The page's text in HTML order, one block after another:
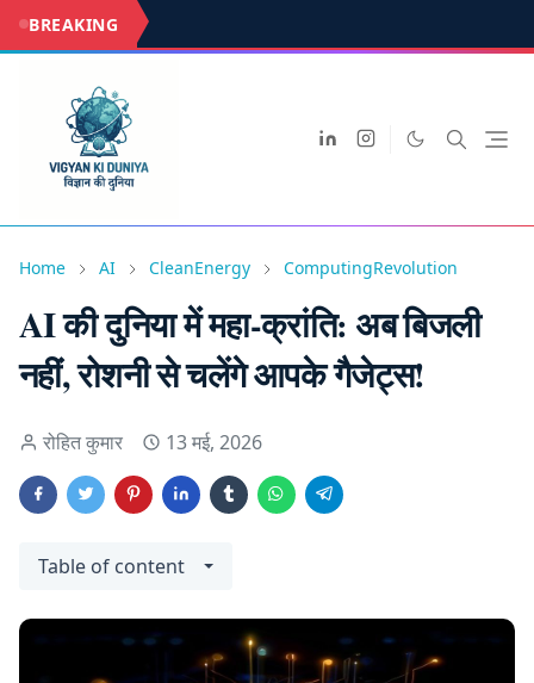
BREAKING
Home AI CleanEnergy ComputingRevolution
AI की दुनिया में महा-क्रांति: अब बिजली
नहीं, रोशनी से चलेंगे आपके गैजेट्स!
रोहित कुमार 13 मई, 2026
Table of content